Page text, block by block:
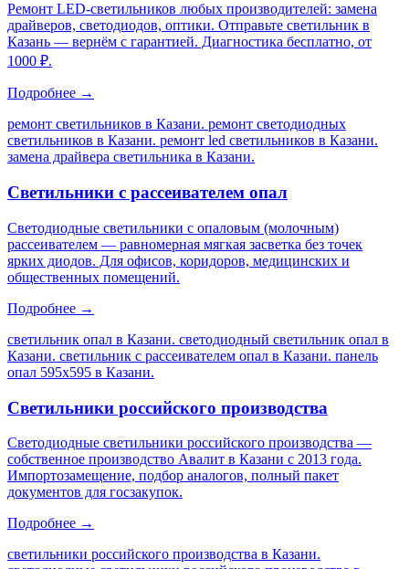
Ремонт LED-светильников любых производителей: замена
драйверов, светодиодов, оптики. Отправьте светильник в
Казань — вернём с гарантией. Диагностика бесплатно, от
1000 ₽.
Подробнее →
ремонт светильников в Казани. ремонт светодиодных
светильников в Казани. ремонт led светильников в Казани.
замена драйвера светильника в Казани.
Светильники с рассеивателем опал
Светодиодные светильники с опаловым (молочным)
рассеивателем — равномерная мягкая засветка без точек
ярких диодов. Для офисов, коридоров, медицинских и
общественных помещений.
Подробнее →
светильник опал в Казани. светодиодный светильник опал в
Казани. светильник с рассеивателем опал в Казани. панель
опал 595х595 в Казани.
Светильники российского производства
Светодиодные светильники российского производства —
собственное производство Авалит в Казани с 2013 года.
Импортозамещение, подбор аналогов, полный пакет
документов для госзакупок.
Подробнее →
светильники российского производства в Казани.